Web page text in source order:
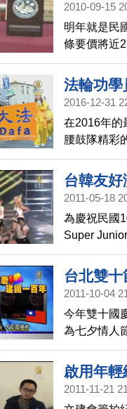
2010-09-15
明年就是民
條要價將近
1274美元的
不過還是有
法輪功學
2016-12-31
在2016年的
腰鼓隊精彩
紛拿起相機
台韓友
2011-05-18
為慶祝民國
Super
民國100年
台北雙
2011-10-04
今年雙十國
為七夕情人
十節當天在
也特別為了
啟用年
2011-11-21